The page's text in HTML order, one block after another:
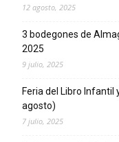
12 agosto, 2025
3 bodegones de
2025
9 julio, 2025
Feria del Libro Infantil
agosto)
7 julio, 2025